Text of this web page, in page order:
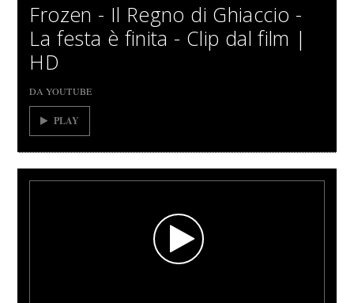
Frozen - Il Regno di Ghiaccio -
La festa è finita - Clip dal film |
HD
DA YOUTUBE
PLAY